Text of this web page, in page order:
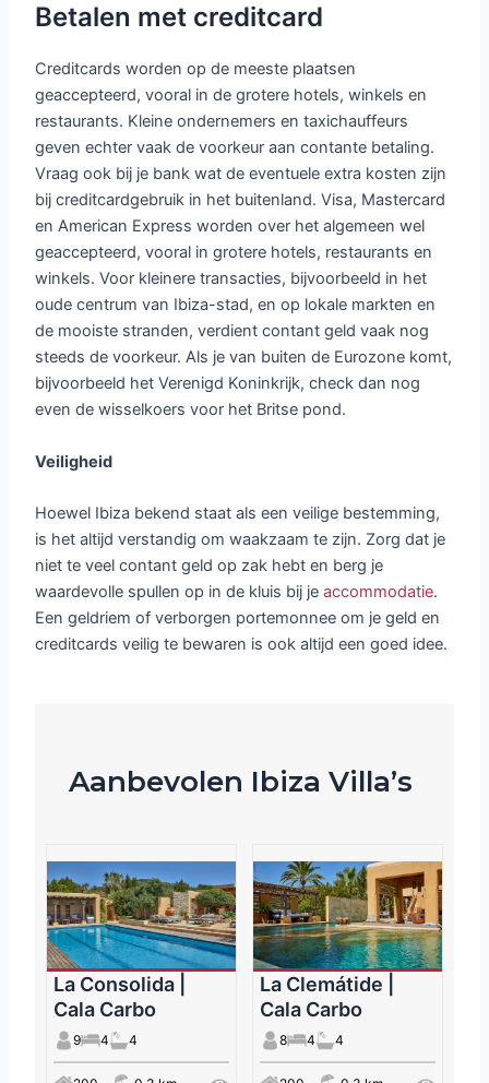
Betalen met creditcard
Creditcards worden op de meeste plaatsen
geaccepteerd, vooral in de grotere hotels, winkels en
restaurants. Kleine ondernemers en taxichauffeurs
geven echter vaak de voorkeur aan contante betaling.
Vraag ook bij je bank wat de eventuele extra kosten zijn
bij creditcardgebruik in het buitenland. Visa, Mastercard
en American Express worden over het algemeen wel
geaccepteerd, vooral in grotere hotels, restaurants en
winkels. Voor kleinere transacties, bijvoorbeeld in het
oude centrum van Ibiza-stad, en op lokale markten en
de mooiste stranden, verdient contant geld vaak nog
steeds de voorkeur. Als je van buiten de Eurozone komt,
bijvoorbeeld het Verenigd Koninkrijk, check dan nog
even de wisselkoers voor het Britse pond.
Veiligheid
Hoewel Ibiza bekend staat als een veilige bestemming,
is het altijd verstandig om waakzaam te zijn. Zorg dat je
niet te veel contant geld op zak hebt en berg je
waardevolle spullen op in de kluis bij jeaccommodatie.
Een geldriem of verborgen portemonnee om je geld en
creditcards veilig te bewaren is ook altijd een goed idee.
Aanbevolen Ibiza Villa’s
La Consolida |
Cala Carbo
9 4 4
La Clemátide |
Cala Carbo
8 4 4